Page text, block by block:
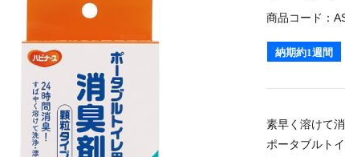
商品コード：
納期約1週間
素早く溶けて
ポータブルト